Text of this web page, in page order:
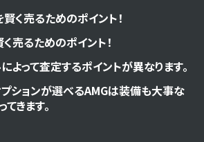
く売るためのポイント！
売るためのポイント！
よって査定するポイントが異なります。
ションが選べるAMGは装備も大事な
きます。